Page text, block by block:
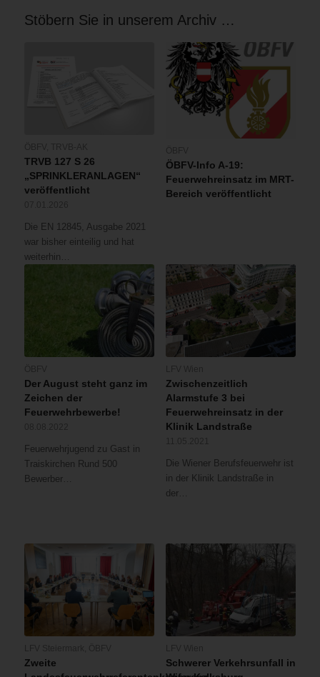
Stöbern Sie in unserem Archiv …
TRVB 127 S 26
„SPRINKLERANLAGEN“
veröffentlicht
Die EN 12845, Ausgabe 2021
war bisher einteilig und hat
weiterhin…
ÖBFV-Info A-19:
Feuerwehreinsatz im MRT-
Bereich veröffentlicht
Der August steht ganz im
Zeichen der
Feuerwehrbewerbe!
Feuerwehrjugend zu Gast in
Traiskirchen Rund 500
Bewerber…
Zwischenzeitlich
Alarmstufe 3 bei
Feuerwehreinsatz in der
Klinik Landstraße
Die Wiener Berufsfeuerwehr ist
in der Klinik Landstraße in
der…
Zweite
Schwerer Verkehrsunfall in